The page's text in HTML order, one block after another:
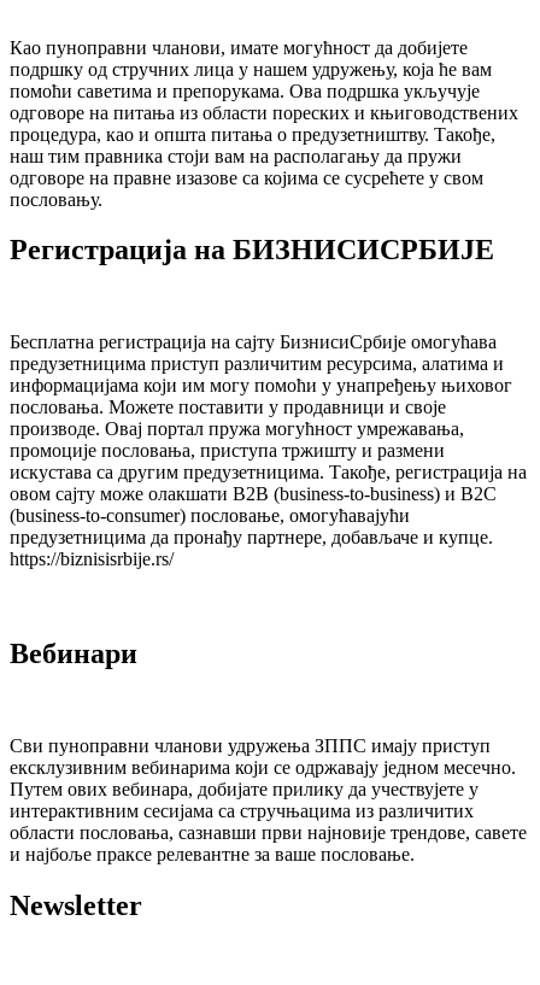
Као пуноправни чланови, имате могућност да добијете
подршку од стручних лица у нашем удружењу, која ће вам
помоћи саветима и препорукама. Ова подршка укључује
одговоре на питања из области пореских и књиговодствених
процедура, као и општа питања о предузетништву. Такође,
наш тим правника стоји вам на располагању да пружи
одговоре на правне изазове са којима се сусрећете у свом
пословању.
Регистрација на БИЗНИСИСРБИЈЕ
Бесплатна регистрација на сајту БизнисиСрбије омогућава
предузетницима приступ различитим ресурсима, алатима и
информацијама који им могу помоћи у унапређењу њиховог
пословања. Можете поставити у продавници и своје
производе. Овај портал пружа могућност умрежавања,
промоције пословања, приступа тржишту и размени
искустава са другим предузетницима. Такође, регистрација на
овом сајту може олакшати B2B (business-to-business) и B2C
(business-to-consumer) пословање, омогућавајући
предузетницима да пронађу партнере, добављаче и купце.
https://biznisisrbije.rs/
Вебинари
Сви пуноправни чланови удружења ЗППС имају приступ
ексклузивним вебинарима који се одржавају једном месечно.
Путем ових вебинара, добијате прилику да учествујете у
интерактивним сесијама са стручњацима из различитих
области пословања, сазнавши први најновије трендове, савете
и најбоље праксе релевантне за ваше пословање.
Newsletter